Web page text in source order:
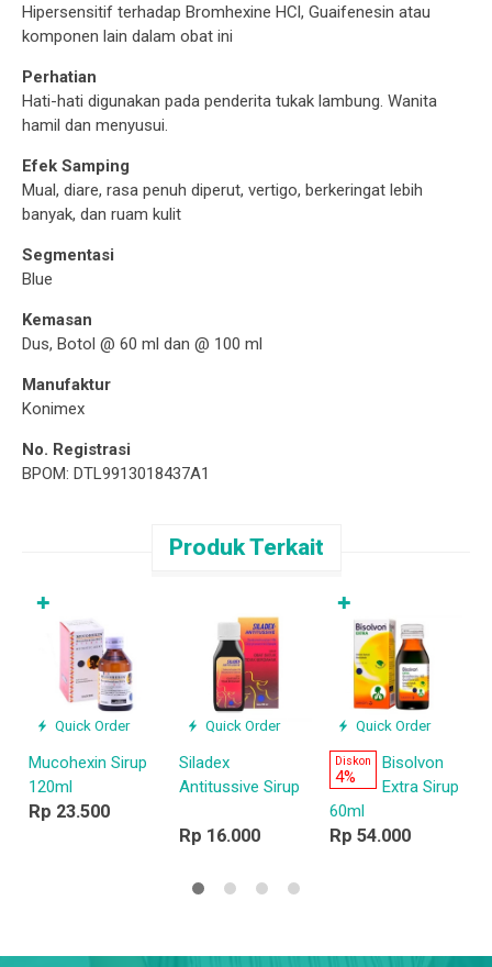
Hipersensitif terhadap Bromhexine HCl, Guaifenesin atau
komponen lain dalam obat ini
Perhatian
Hati-hati digunakan pada penderita tukak lambung. Wanita
hamil dan menyusui.
Efek Samping
Mual, diare, rasa penuh diperut, vertigo, berkeringat lebih
banyak, dan ruam kulit
Segmentasi
Blue
Kemasan
Dus, Botol @ 60 ml dan @ 100 ml
Manufaktur
Konimex
No. Registrasi
BPOM: DTL9913018437A1
Produk Terkait
Quick Order
Mucohexin Sirup
120ml
Rp 23.500
✚
Quick Order
Siladex
Antitussive Sirup
Rp 16.000
Quick Order
Diskon
4%
Bisolvon
Extra Sirup
60ml
Rp 54.000
✚